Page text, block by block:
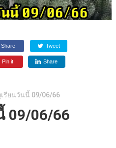
Share Tweet
Pin it Share
รียนวันนี้ 09/06/66
09/06/66